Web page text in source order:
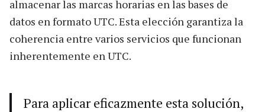
almacenar las marcas horarias en las bases de
datos en formato UTC. Esta elección garantiza la
coherencia entre varios servicios que funcionan
inherentemente en UTC.
Para aplicar eficazmente esta solución,